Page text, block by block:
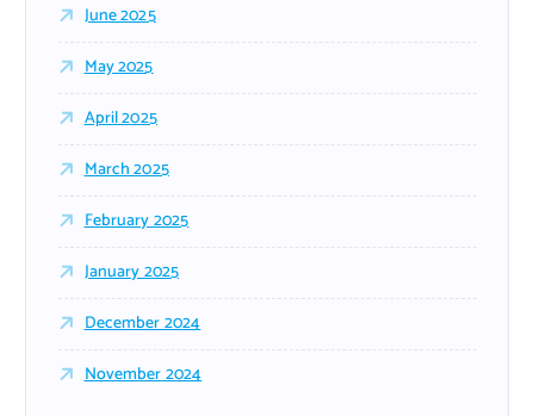
June 2025
May 2025
April 2025
March 2025
February 2025
January 2025
December 2024
November 2024